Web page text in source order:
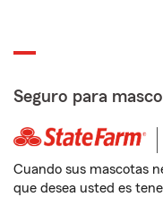
Seguro para
Cuando sus mascotas
que desea usted es